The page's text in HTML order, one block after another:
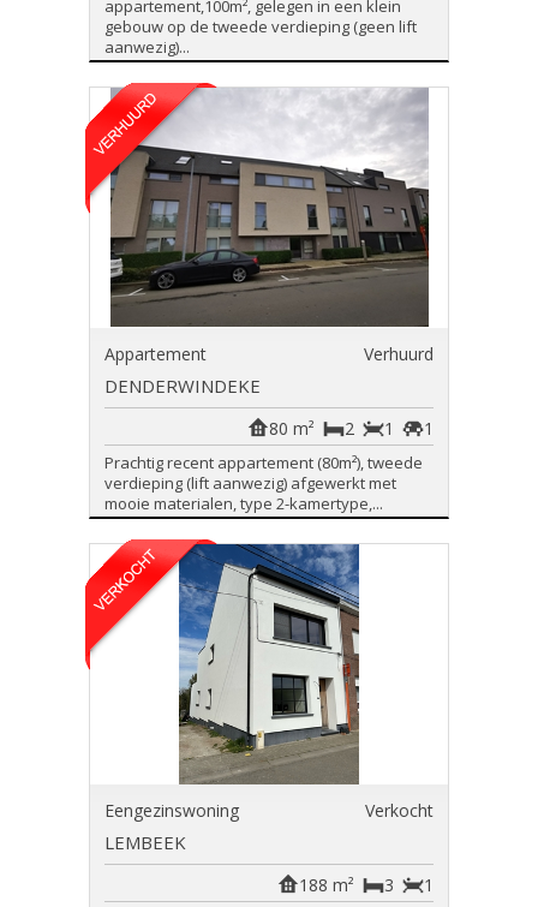
appartement,100m², gelegen in een klein
gebouw op de tweede verdieping (geen lift
aanwezig)...
Appartement Verhuurd
DENDERWINDEKE
1
1
2
80 m²
Prachtig recent appartement (80m²), tweede
verdieping (lift aanwezig) afgewerkt met
mooie materialen, type 2-kamertype,...
Eengezinswoning Verkocht
LEMBEEK
1
3
188 m²